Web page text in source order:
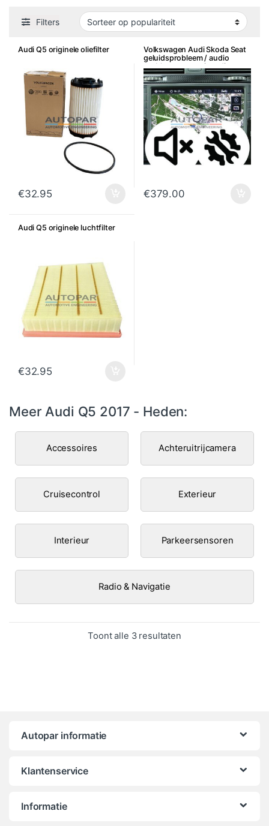
Filters
Audi Q5 originele oliefilter
€32.95
Volkswagen Audi Skoda Seat
geluidsprobleem / audio
probleem reparatie radio
€379.00
Audi Q5 originele luchtfilter
€32.95
Meer Audi Q5 2017 - Heden:
Accessoires Achteruitrijcamera
Cruisecontrol Exterieur
Interieur Parkeersensoren
Radio & Navigatie
Toont alle 3 resultatenGesorteerd op
Autopar informatie
Klantenservice
Informatie